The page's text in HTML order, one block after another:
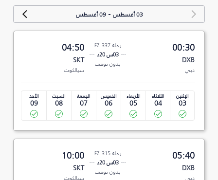
03 أغسطس -09 أغسطس
00:30
DXB
دبي
رحلة FZ 337
03س 20د
بدون توقف
04:50
SKT
سيالكوت
الإثنين
03
الثلاثاء
04
الأربعاء
05
الخميس
06
الجمعة
07
السبت
08
الأحد
09
05:40
DXB
دبي
رحلة FZ 315
03س 20د
بدون توقف
10:00
SKT
سيالكوت